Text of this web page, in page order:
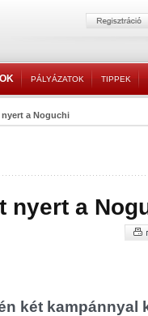
PÁLYÁZATOK TIPPEK
nyert a Noguchi
nyert a
két kampánnyal